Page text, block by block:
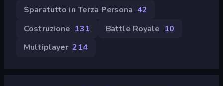
Sparatutto in Terza Persona 42
Costruzione 131 Battle Royale 10
Multiplayer 214